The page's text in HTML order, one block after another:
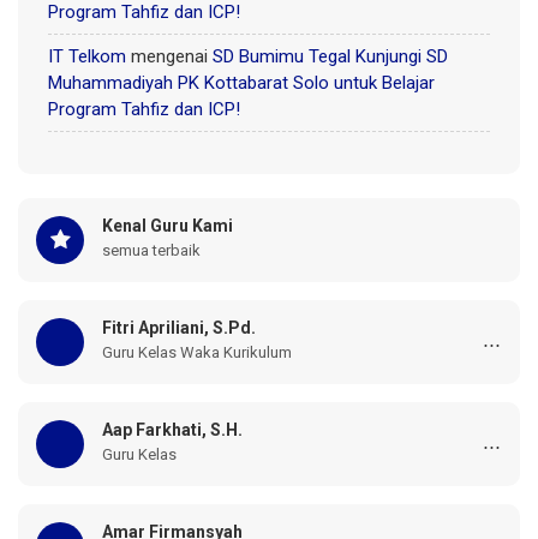
Program Tahfiz dan ICP!
IT Telkom mengenai SD Bumimu Tegal Kunjungi SD
Muhammadiyah PK Kottabarat Solo untuk Belajar
Program Tahfiz dan ICP!
Kenal Guru Kami
semua terbaik
Fitri Apriliani, S.Pd.
Guru Kelas Waka Kurikulum
...
Aap Farkhati, S.H.
Guru Kelas
...
Amar Firmansyah